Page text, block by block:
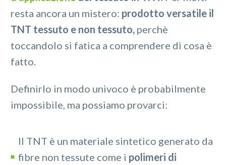
resta ancora un mistero: prodotto versatile il
TNT tessuto e non tessuto, perchè
toccandolo si fatica a comprendere di cosa è
fatto.
Definirlo in modo univoco è probabilmente
impossibile, ma possiamo provarci:
Il TNT è un materiale sintetico generato da
fibre non tessute come i polimeri di